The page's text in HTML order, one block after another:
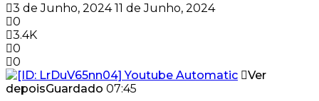
3 de Junho, 2024 11 de Junho, 2024
0
3.4K
0
0
Ver
depoisGuardado 07:45